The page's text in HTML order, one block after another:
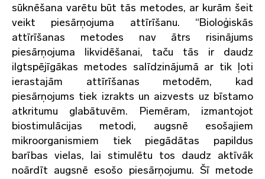
sūknēšana varētu būt tās metodes, ar kurām šeit
veikt piesārņojuma attīrīšanu. “Bioloģiskās
attīrīšanas metodes nav ātrs risinājums
piesārņojuma likvidēšanai, taču tās ir daudz
ilgtspējīgākas metodes salīdzinājumā ar tik ļoti
ierastajām attīrīšanas metodēm, kad
piesārņojums tiek izrakts un aizvests uz bīstamo
atkritumu glabātuvēm. Piemēram, izmantojot
biostimulācijas metodi, augsnē esošajiem
mikroorganismiem tiek piegādātas papildus
barības vielas, lai stimulētu tos daudz aktīvāk
noārdīt augsnē esošo piesārņojumu. Šī metode